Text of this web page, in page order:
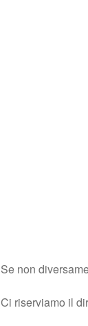
Se non
Ci riserviamo il